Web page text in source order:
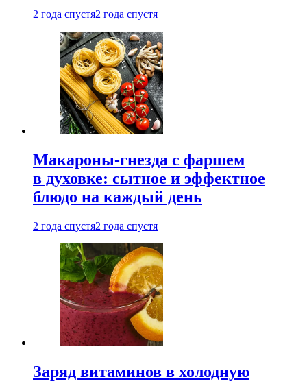
2 года спустя2 года спустя
Макароны-гнезда с фаршем
в духовке: сытное и эффектное
блюдо на каждый день
2 года спустя2 года спустя
Заряд витаминов в холодную